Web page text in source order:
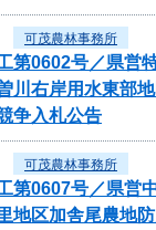
可茂農林事務所
第0602号／県営
川右岸用水東部
争入札公告
可茂農林事務所
第0607号／県営
地区加舎尾農地